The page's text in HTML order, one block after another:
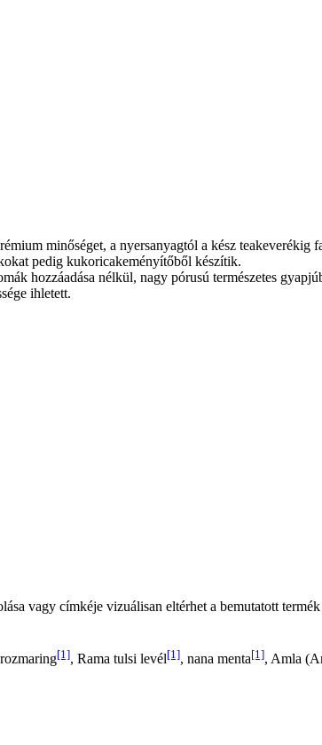
minőséget, a nyersanyagtól a kész teakeverékig
pedig kukoricakeményítőből készítik.
hozzáadása nélkül, nagy pórusú természetes
ihletett.
vagy címkéje vizuálisan eltérhet a bemutatott
[1], Rama tulsi levél[1], nana menta[1], Amla